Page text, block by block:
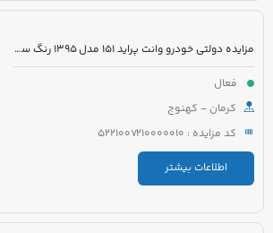
مزایده دولتی خودرو وانت پراید 151 مدل 1395 رنگ سفید
فعال
کرمان - کهنوج
کد مزایده : 5221007210000010
اطلاعات بیشتر